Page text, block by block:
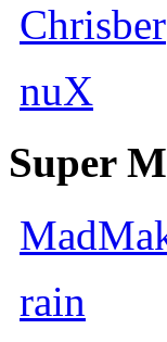
Chrisber
nuX
Super
rain